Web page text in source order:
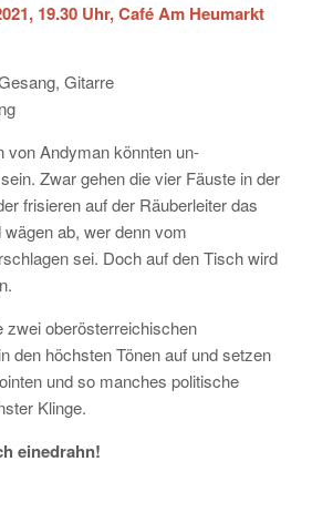
19.30 Uhr, Café Am Heumarkt
Gitarre
von Andyman könnten un-
Zwar gehen die vier Fäuste in der
frisieren auf der Räuberleiter das
ab, wer denn vom
sei. Doch auf den Tisch wird
zwei oberösterreichischen
den höchsten Tönen auf und setzen
und so manches politische
Klinge.
einedrahn!